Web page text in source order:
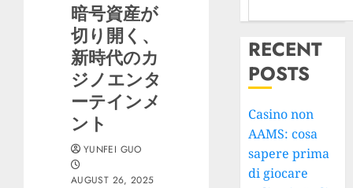
暗号資産が
切り開く、
新時代のカ
ジノエンタ
ーテインメ
ント
YUNFEI GUO
AUGUST 26, 2025
RECENT
POSTS
Casino non
AAMS: cosa
sapere prima
di giocare